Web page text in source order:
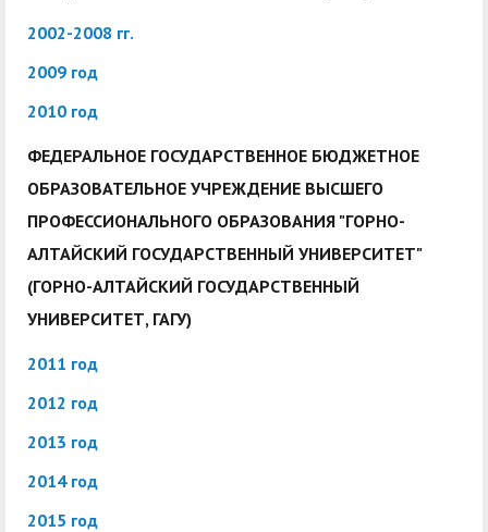
2002-2008 гг.
2009 год
2010 год
ФЕДЕРАЛЬНОЕ ГОСУДАРСТВЕННОЕ БЮДЖЕТНОЕ
ОБРАЗОВАТЕЛЬНОЕ УЧРЕЖДЕНИЕ ВЫСШЕГО
ПРОФЕССИОНАЛЬНОГО ОБРАЗОВАНИЯ "ГОРНО-
АЛТАЙСКИЙ ГОСУДАРСТВЕННЫЙ УНИВЕРСИТЕТ"
(ГОРНО-АЛТАЙСКИЙ ГОСУДАРСТВЕННЫЙ
УНИВЕРСИТЕТ, ГАГУ)
2011 год
2012 год
2013 год
2014 год
2015 год